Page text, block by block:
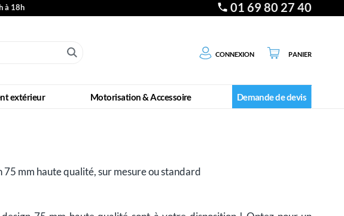
à 18h 01 69 80 27 40
Connexion Panier
extérieur Motorisation & Accessoire Demande de devis
mm haute qualité, sur mesure ou standard